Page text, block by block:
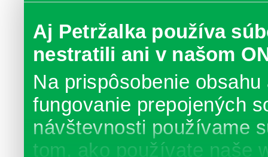
Aj Petržalka používa
nestratili ani v našom
Na prispôsobenie
fungovanie prepojených
návštevnosti používame
tom, ako používate naše